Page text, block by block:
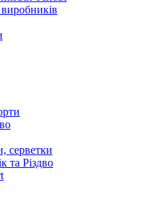
серветки
та Різдво